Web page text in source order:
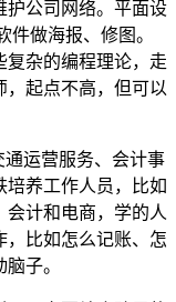
护公司网络。平面设
件做海报、修图。
复杂的编程理论，走
，起点不高，但可以
通运营服务、会计事
培养工作人员，比如
会计和电商，学的人
，比如怎么记账、怎
子。